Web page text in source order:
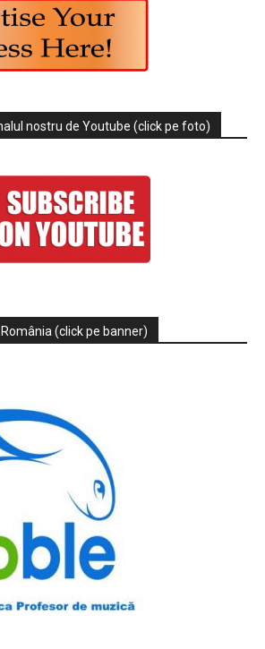
nostru de Youtube (click pe foto)
(click pe banner)